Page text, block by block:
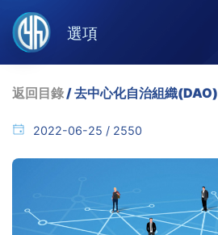
選項
返回目錄/ 去中心化自治組織(DAO)
2022-06-25 / 2550